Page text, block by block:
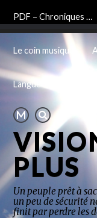
PDF – Chroniques …
Le coin musique
Langue
PLUS
Un peuple prêt à
un peu de sécurité
finit par perdre les